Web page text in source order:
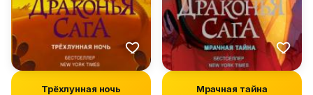
Трёхлунная ночь Мрачная тайна